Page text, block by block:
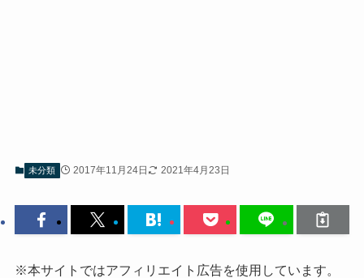
未分類 2017年11月24日 2021年4月23日
※本サイトではアフィリエイト広告を使用しています。